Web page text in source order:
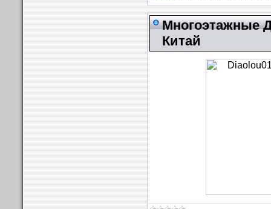
Многоэтажные
Китай